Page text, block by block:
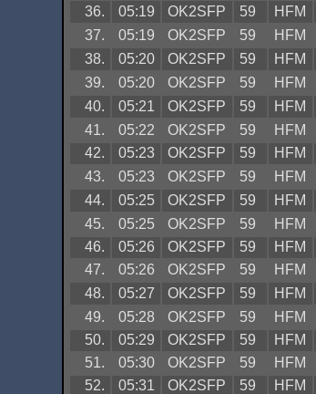
36.
05:19 OK2SFP 59 HFM
37.
05:19 OK2SFP 59 HFM
38.
05:20 OK2SFP 59 HFM
39.
05:20 OK2SFP 59 HFM
40.
05:21 OK2SFP 59 HFM
41.
05:22 OK2SFP 59 HFM
42.
05:23 OK2SFP 59 HFM
43.
05:23 OK2SFP 59 HFM
44.
05:25 OK2SFP 59 HFM
45.
05:25 OK2SFP 59 HFM
46.
05:26 OK2SFP 59 HFM
47.
05:26 OK2SFP 59 HFM
48.
05:27 OK2SFP 59 HFM
49.
05:28 OK2SFP 59 HFM
50.
05:29 OK2SFP 59 HFM
51.
05:30 OK2SFP 59 HFM
52.
05:31 OK2SFP 59 HFM